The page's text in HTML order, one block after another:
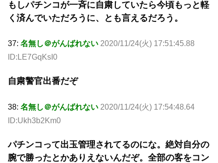
もしパチンコが一斉に自粛していたら今頃もっと軽
く済んでいただろうに、とも言えるだろう。
37: 名無し＠がんばれない 2020/11/24(火) 17:51:45.88
ID:LE7GqKsI0
自粛警官出番だぞ
38: 名無し＠がんばれない 2020/11/24(火) 17:54:48.64
ID:Ukh3b2Km0
パチンコって出玉管理されてるのにな。絶対自分の
腕で勝ったとかありえないんだぞ。全部の客をコン